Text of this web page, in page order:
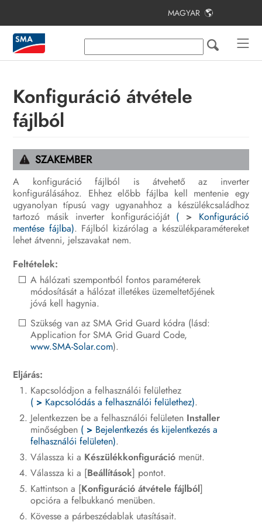
MAGYAR
Konfiguráció átvétele
fájlból
SZAKEMBER
A konfiguráció fájlból is átvehető az inverter
konfigurálásához. Ehhez előbb fájlba kell mentenie egy
ugyanolyan típusú vagy ugyanahhoz a készülékcsaládhoz
tartozó másik inverter konfigurációját ( > Konfiguráció
mentése fájlba). Fájlból kizárólag a készülékparamétereket
lehet átvenni, jelszavakat nem.
Feltételek:
A hálózati szempontból fontos paraméterek
módosítását a hálózat illetékes üzemeltetőjének
jóvá kell hagynia.
Szükség van az SMA Grid Guard kódra (lásd:
Application for SMA Grid Guard Code,
www.SMA-Solar.com).
Eljárás:
Kapcsolódjon a felhasználói felülethez
( > Kapcsolódás a felhasználói felülethez).
Jelentkezzen be a felhasználói felületen Installer
minőségben ( > Bejelentkezés és kijelentkezés a
felhasználói felületen).
Válassza ki a Készülékkonfiguráció menüt.
Válassza ki a [Beállítások] pontot.
Kattintson a [Konfiguráció átvétele fájlból]
opcióra a felbukkanó menüben.
Kövesse a párbeszédablak utasításait.
Tartalomjegyzék
Tudnivalók a jelen dokumentumhoz
A csomag tartalma
További szükséges anyagok és
segédeszközök
Termékáttekintés
A szerelés és csatlakoztatás
előkészítése
Elektromos csatlakoztatás
Üzembe helyezés
Kezelés
Az inverter áramtalanítása
A termék tisztítása
Hibakeresés
Teendők cserekészülék használata
esetén
Műszaki adatok
Kapcsolat
EU-megfelelőségi nyilatkozat